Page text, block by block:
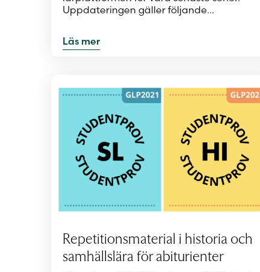
Uppdateringen gäller följande…
Läs mer
Repetitionsmaterial i historia och
samhällslära för abiturienter